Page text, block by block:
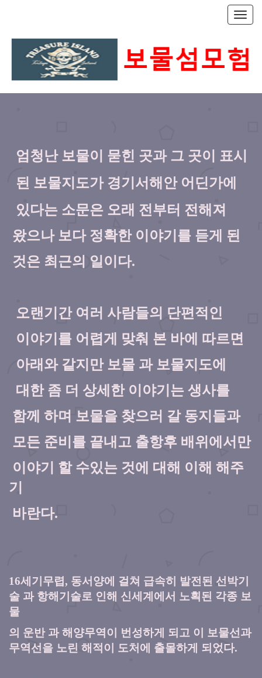
T
o
g
l
e
t
엄청난 보물이 묻힌 곳과 그 곳이 표시
된 보물지도가 경기서해안 어딘가에
있다는 소문은 오래 전부터 전해져
왔으나 보다 정확한 이야기를 듣게 된
것은 최근의 일이다.
오랜기간 여러 사람들의 단편적인
이야기를 어렵게 맞춰 본 바에 따르면
아래와 같지만 보물 과 보물지도에
대한 좀 더 상세한 이야기는 생사를
함께 하며 보물을 찾으러 갈 동지들과
모든 준비를 끝내고 출항후 배위에서만
이야기 할 수있는 것에 대해 이해 해주
기
바란다.
16세기무렵 , 동서양에 걸쳐 급속히 발전된 선박기
술 과 항해기술로 인해 신세계에서 노획된 각종 보
물
의 운반 과 해양무역이 번성하게 되고 이 보물선과
무역선을 노린 해적이 도처에 출몰하게 되었다.